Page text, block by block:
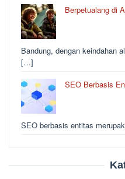
Berpetualang di
Bandung, dengan keindahan
[…]
SEO Berbasis
SEO berbasis entitas